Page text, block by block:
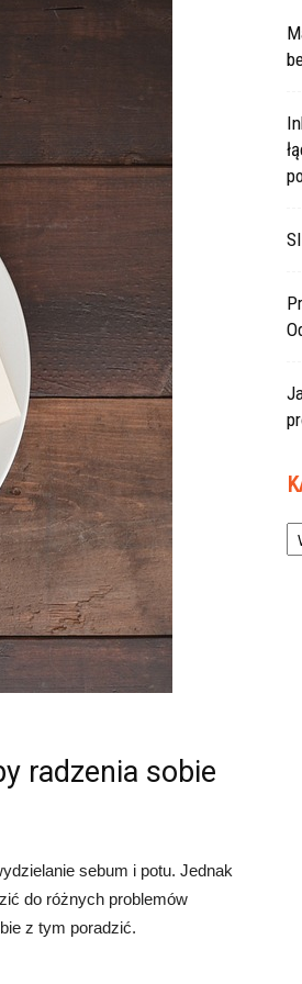
radzenia sobie
sebum i potu. Jednak
do różnych problemów
z tym poradzić.